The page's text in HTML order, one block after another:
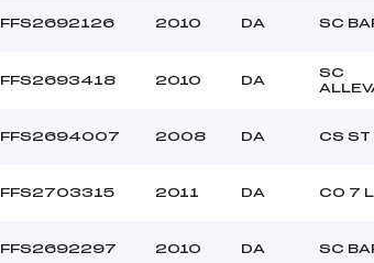
FFS2692126 2010 DA SC
FFS2693418 2010 DA
SC
FFS2694007 2008 DA CS ST
FFS2703315 2011 DA CO 7
FFS2692297 2010 DA SC